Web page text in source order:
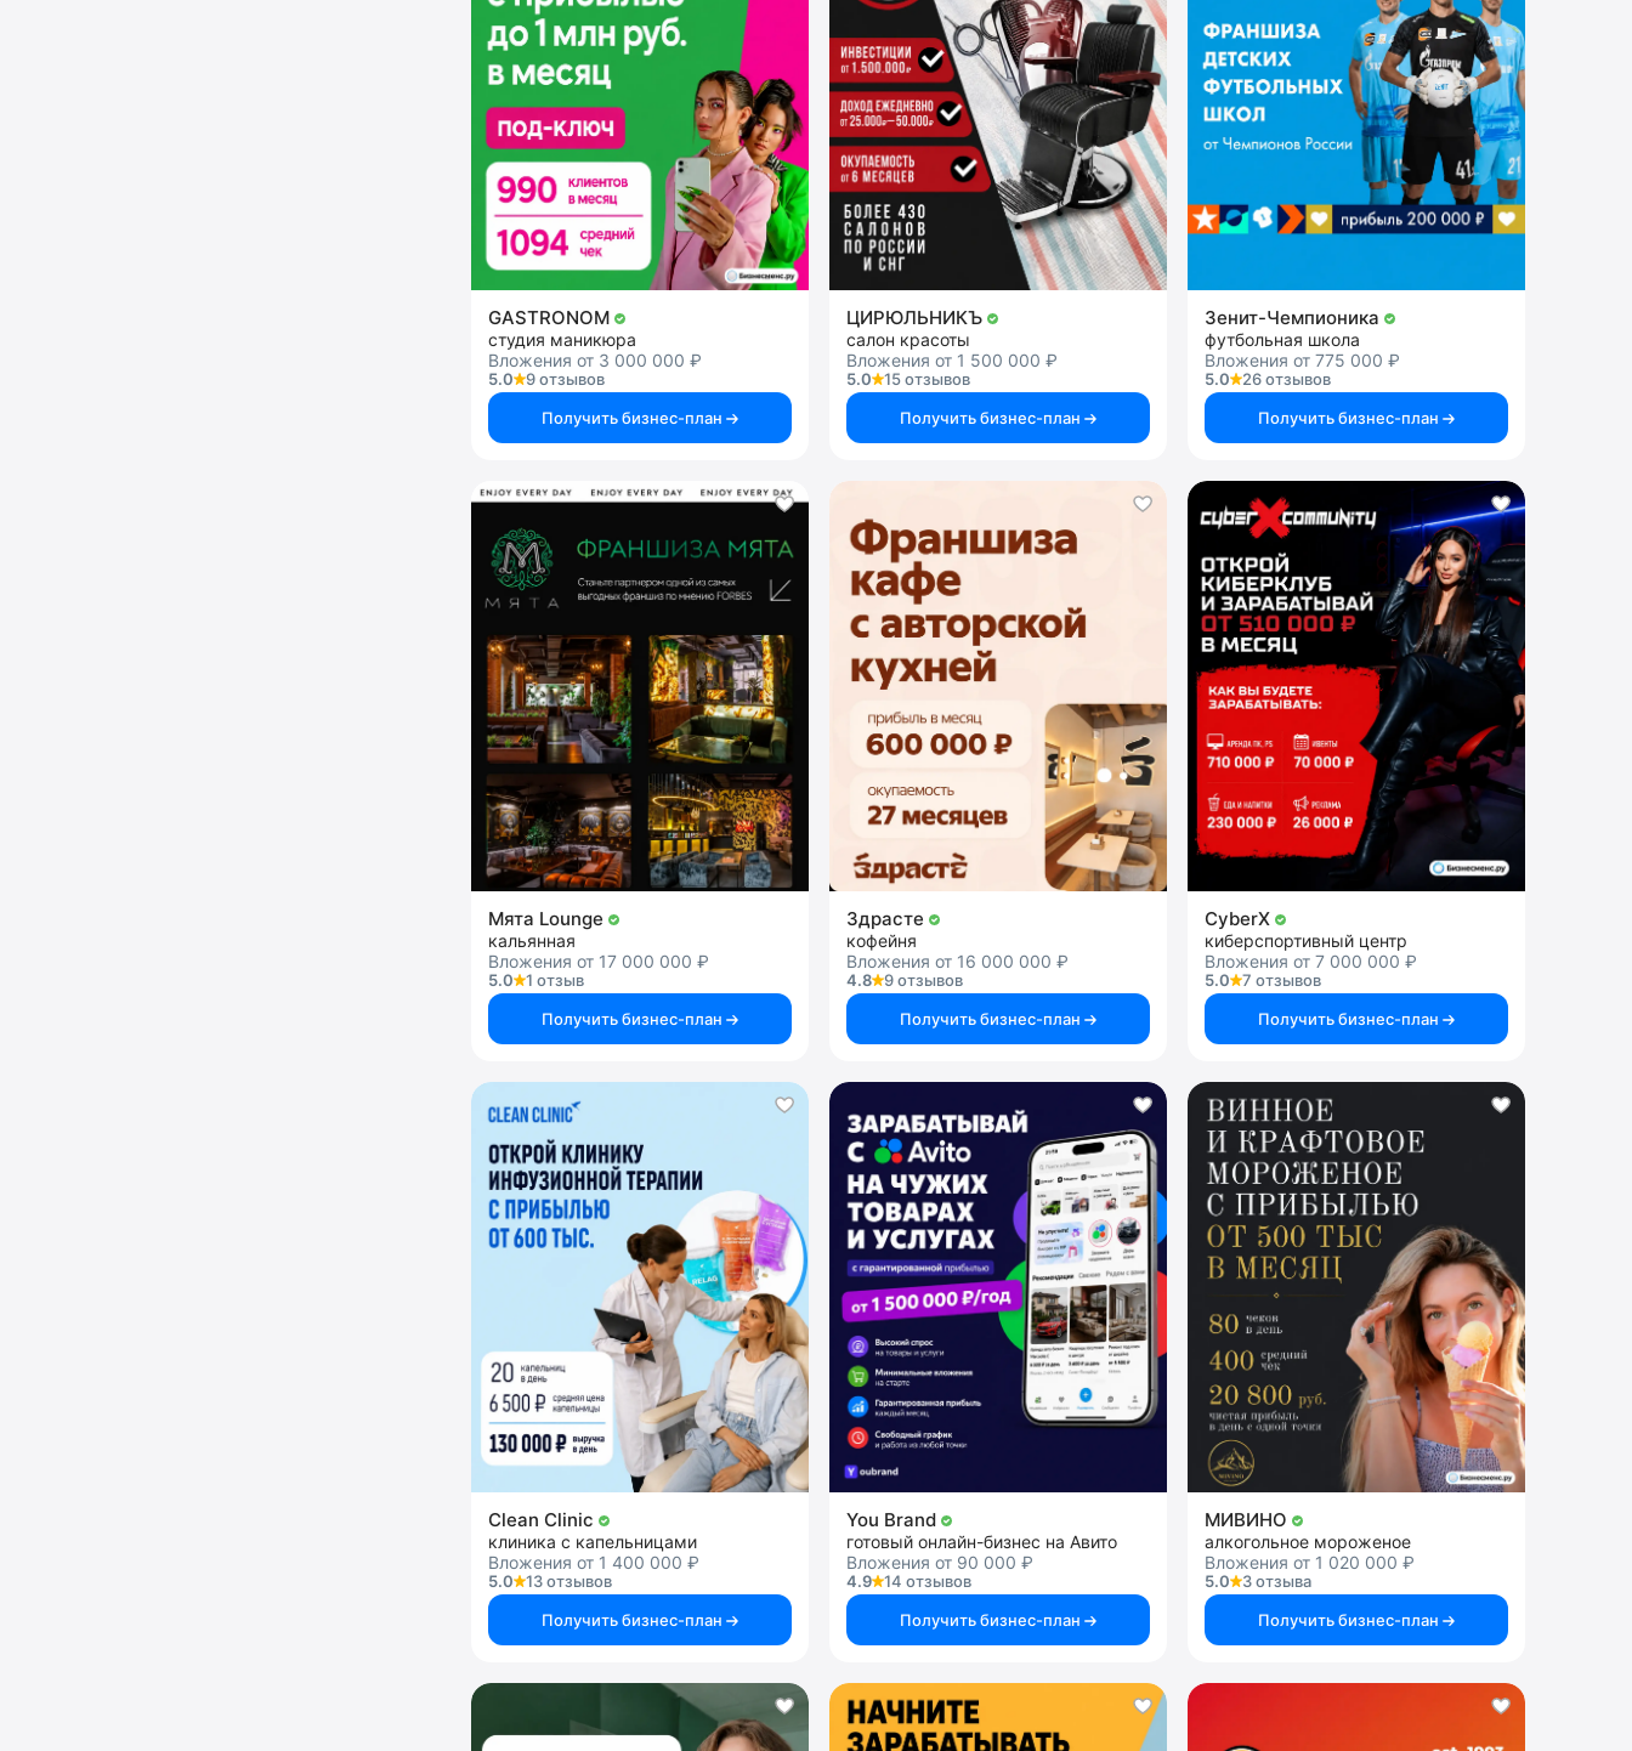
GASTRONOM
студия маникюра
Вложения от 3 000 000 ₽
5.0
9 отзывов
Получить бизнес-план
ЦИРЮЛЬНИКЪ
салон красоты
Вложения от 1 500 000 ₽
5.0
15 отзывов
Получить бизнес-план
Зенит-Чемпионика
футбольная школа
Вложения от 775 000 ₽
5.0
26 отзывов
Получить бизнес-план
Мята Lounge
кальянная
Вложения от 17 000 000 ₽
5.0
1 отзыв
Получить бизнес-план
Здрасте
кофейня
Вложения от 16 000 000 ₽
4.8
9 отзывов
Получить бизнес-план
CyberX
киберспортивный центр
Вложения от 7 000 000 ₽
5.0
7 отзывов
Получить бизнес-план
Clean Clinic
клиника с капельницами
Вложения от 1 400 000 ₽
5.0
13 отзывов
Получить бизнес-план
You Brand
готовый онлайн-бизнес на Авито
Вложения от 90 000 ₽
4.9
14 отзывов
Получить бизнес-план
МИВИНО
алкогольное мороженое
Вложения от 1 020 000 ₽
5.0
3 отзыва
Получить бизнес-план